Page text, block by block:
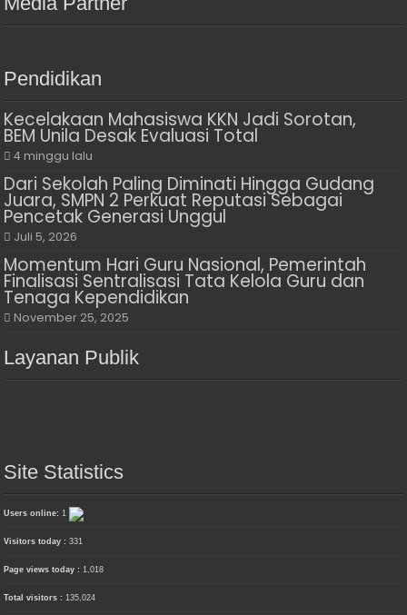
Pendidikan
Kecelakaan Mahasiswa KKN Jadi Sorotan,
BEM Unila Desak Evaluasi Total
4 minggu lalu
Dari Sekolah Paling Diminati Hingga Gudang
Juara, SMPN 2 Perkuat Reputasi Sebagai
Pencetak Generasi Unggul
Juli 5, 2026
Momentum Hari Guru Nasional, Pemerintah
Finalisasi Sentralisasi Tata Kelola Guru dan
Tenaga Kependidikan
November 25, 2025
Layanan Publik
Site Statistics
Users online:1
Visitors today :331
Page views today :1,018
Total visitors :135,024